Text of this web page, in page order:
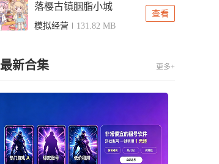
落樱古镇胭脂小城
模拟经营 131.82 MB
查看
最新合集 更多+